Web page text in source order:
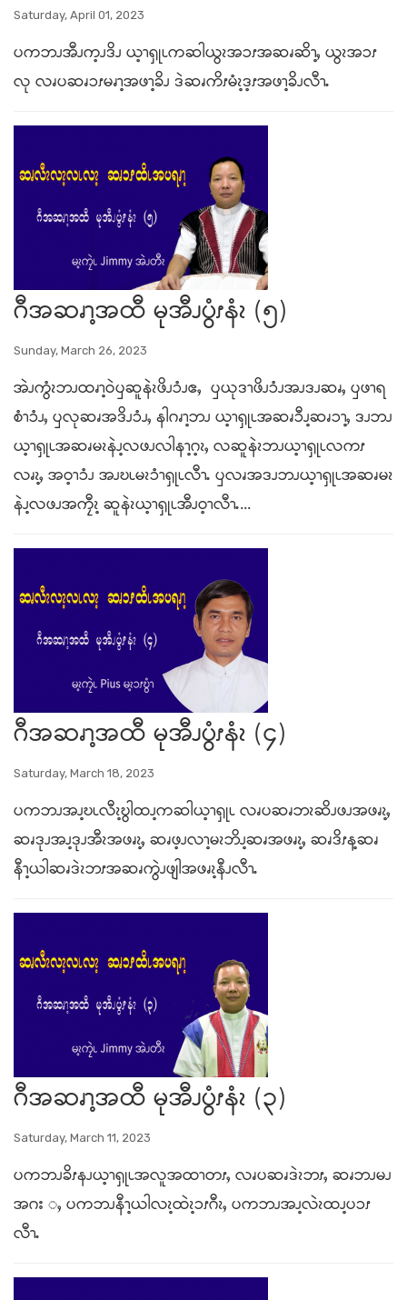
Saturday, April 01, 2023
ပကဘၪအီၪက့ၪဒိၪ ယ့ၫၡုၬကဆါယွၩအၥၭအဆၧဆိၫ့ႇ ယွၩအၥၭ
လု လၧပဆၧၥၭမၧၫ့အဖၫ့ခိၪ ဒဲဆၧကိၭမံၩ့ဒ့ၭအဖၫ့ခိၪလီၫႉ
ဂီအဆၧၫ့အထီ မုအီၪပွံၭနံၩ (၅)
Sunday, March 26, 2023
အဲၪကွံၩဘၪထၧၫ့ဝဲၦဆူနဲၩဖိၪၥံၪဧႇ ၦယုဒၫဖိၪၥံၪအၪဒၪဆၧႇ ၦဖၫရ
စံၫၥံၪႇ ၦလုဆၧအဒိၪၥံၪႇ နါဂၧၫ့ဘၪ ယ့ၫၡုၬအဆၧၥီၪ့ဆၧၥၫ့ႇ ဒၪဘၪ
ယ့ၫၡုၬအဆၧမၩနဲၪ့လဖၪလါနၫ့ဂ့ၩႇ လဆူနဲၩဘၪယ့ၫၡုၬလကၭ
လၧၩ့ႇ အဝ့ၫၥံၪ အၪဎၬမၩၥံၫၡုၬလီၫႉ ၦလၧအဒၪဘၪယ့ၫၡုၬအဆၧမၩ
နဲၪ့လဖၪအကၠီၩ့ ဆူနဲၩယ့ၫၡုၬအီၪဝ့ၫလီၫႉ...
ဂီအဆၧၫ့အထီ မုအီၪပွံၭနံၩ (၄)
Saturday, March 18, 2023
ပကဘၪအၪ့ဎၬလီၩ့ဎွါထၪ့ကဆါယ့ၫၡုၬ လၧပဆၧဘၩဆိၪဖၪအဖၧၩ့ႇ
ဆၧဒုၪအၪ့ဒုၪအီၩအဖၧၩ့ႇ ဆၧဖ့ၪလၫ့မၩဘိၪ့ဆၧအဖၧၩ့ႇ ဆၧဒိၭန့ဆၧ
နီၫ့ယါဆၧဒဲၩဘၭအဆၧကွဲၪဖျါအဖၧၩ့နီၪလီၫႉ
ဂီအဆၧၫ့အထီ မုအီၪပွံၭနံၩ (၃)
Saturday, March 11, 2023
ပကဘၪခိၭနၪယ့ၫၡုၬအလူအထၫတၭႇ လၧပဆၧဒဲၩဘၭႇ ဆၧဘၪမၪ
အဂး ႇ ပကဘၪနီၫ့ယါလၩ့ထဲၩ့ၥၭဂီၩႇ ပကဘၪအၪ့လဲၩထၪ့ပၥၭ
လီၫႉ